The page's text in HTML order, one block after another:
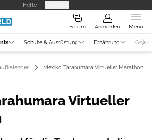
Hefte
Forum Anmelden Menü
Schuhe & Ausrüstung Ernährung
Mexiko Tarahumara Virtueller Marathon
Virtueller